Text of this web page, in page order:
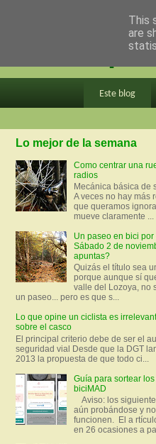
en bici
Este blog
Lo mejor de la semana
Como centrar una
radios
Mecánica básica de
A veces no hay más
que queramos
mueve claramente ...
Un paseo en bici
Sábado 2 de
apuntas?
Quizás el título sea
porque aunque sí
valle del Lozoya, no
un paseo... pero es que s...
Lo que opine un ciclista es
sobre el casco
El principal criterio debe de ser el
seguridad vial Desde que la DGT
2013 la propuesta de que todo ci...
Guía para sortear
biciMAD
Aviso: los
aún probándose y
funcionen. El a
en 26 ocasiones a
This
are